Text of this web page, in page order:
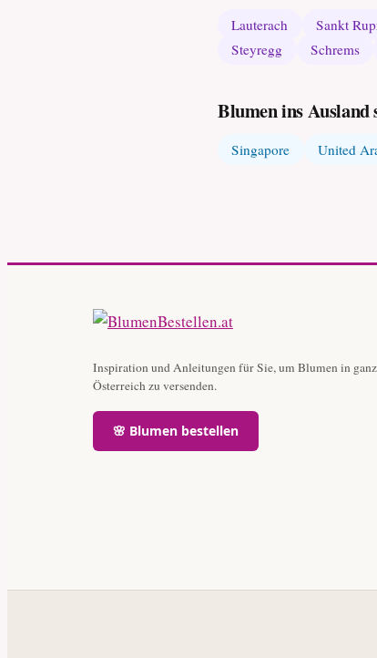
Lauterach Sankt
Steyregg
Schrems
Blumen ins Ausland
Singapore United
Inspiration und Anleitungen für Sie, um Blumen in ganz
Österreich zu versenden.
🌸 Blumen bestellen